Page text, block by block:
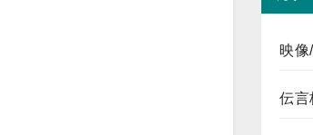
映像
伝言